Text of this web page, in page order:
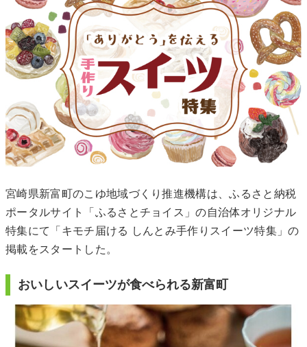
宮崎県新富町のこゆ地域づくり推進機構は、ふるさと納税
ポータルサイト「ふるさとチョイス」の自治体オリジナル
特集にて「キモチ届ける しんとみ手作りスイーツ特集」の
掲載をスタートした。
おいしいスイーツが食べられる新富町